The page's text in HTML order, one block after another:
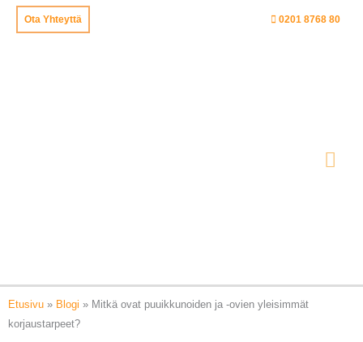
Siirry
Ota Yhteyttä 0201 8768 80
Etusivu » Blogi » Mitkä ovat puuikkunoiden ja -ovien yleisimmät
korjaustarpeet?